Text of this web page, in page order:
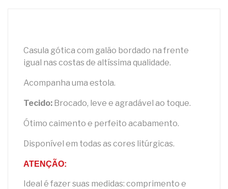
Casula gótica com galão bordado na frente
igual nas costas de altíssima qualidade.
Acompanha uma estola.
Tecido: Brocado, leve e agradável ao toque.
Ótimo caimento e perfeito acabamento.
Disponível em todas as cores litúrgicas.
ATENÇÃO:
Ideal é fazer suas medidas: comprimento e